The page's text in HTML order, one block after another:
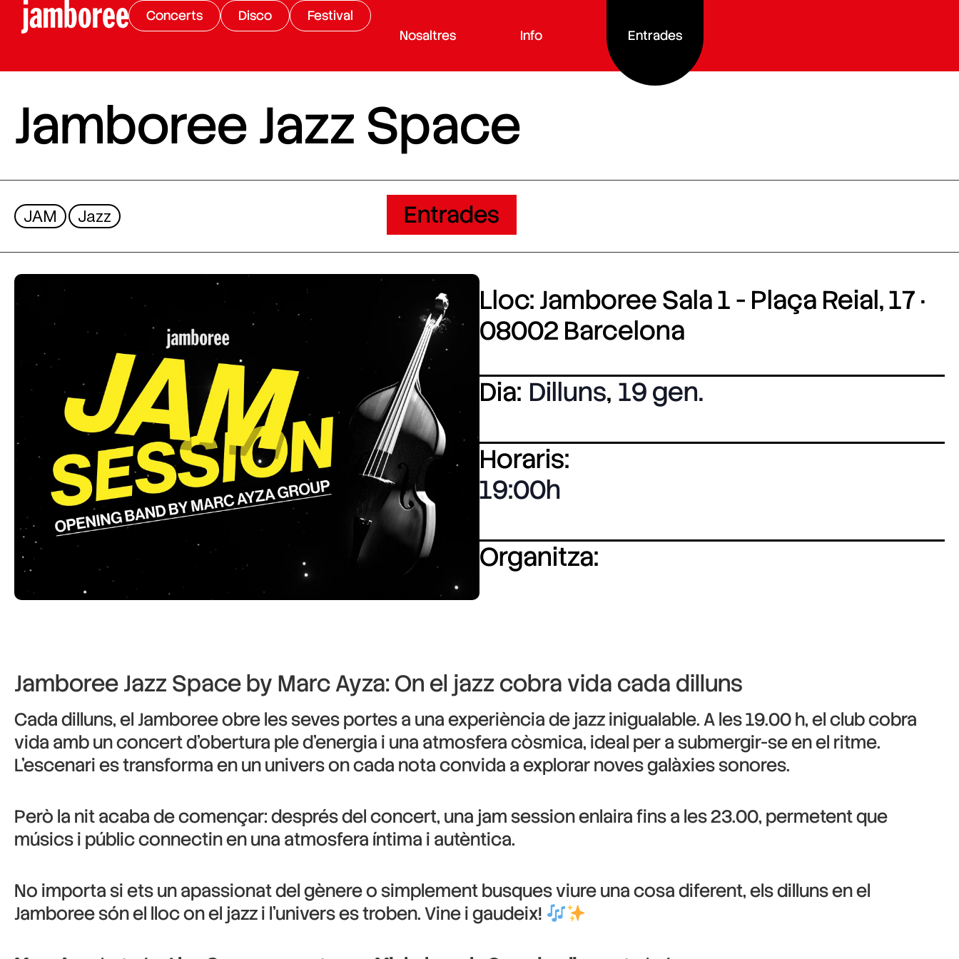
Concerts Disco
Festival
Nosaltres
Info Entrades
Jamboree Jazz Space
JAM Jazz Entrades
Lloc: Jamboree Sala 1 - Plaça Reial, 17 ·
08002 Barcelona
Dia: Dilluns, 19 gen.
Horaris:
19:00
Organitza:
Jamboree Jazz Space by Marc Ayza: On el jazz cobra vida cada dilluns
Cada dilluns, el Jamboree obre les seves portes a una experiència de jazz inigualable. A les 19.00 h, el club cobra
vida amb un concert d’obertura ple d’energia i una atmosfera còsmica, ideal per a submergir-se en el ritme.
L’escenari es transforma en un univers on cada nota convida a explorar noves galàxies sonores.
Però la nit acaba de començar: després del concert, una jam session enlaira fins a les 23.00, permetent que
músics i públic connectin en una atmosfera íntima i autèntica.
No importa si ets un apassionat del gènere o simplement busques viure una cosa diferent, els dilluns en el
Jamboree són el lloc on el jazz i l’univers es troben. Vine i gaudeix!